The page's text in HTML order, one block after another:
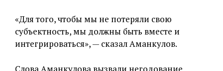
«Для того, чтобы мы не потеряли свою
субъектность, мы должны быть вместе и
интегрироваться», — сказал Аманкулов.
Слова Аманкулова вызвали негодование